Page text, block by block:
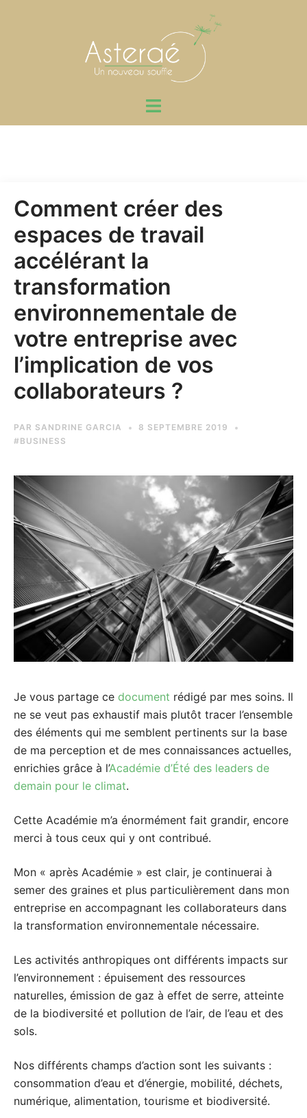
Ouvrir/fermer
Comment créer des
espaces de travail
accélérant la
transformation
environnementale de
votre entreprise avec
l’implication de vos
collaborateurs ?
PAR SANDRINE GARCIA
8 SEPTEMBRE 2019
#BUSINESS
Je vous partage ce document rédigé par mes soins. Il
ne se veut pas exhaustif mais plutôt tracer l’ensemble
des éléments qui me semblent pertinents sur la base
de ma perception et de mes connaissances actuelles,
enrichies grâce à l’Académie d’Été des leaders de
demain pour le climat.
Cette Académie m’a énormément fait grandir, encore
merci à tous ceux qui y ont contribué.
Mon « après Académie » est clair, je continuerai à
semer des graines et plus particulièrement dans mon
entreprise en accompagnant les collaborateurs dans
la transformation environnementale nécessaire.
Les activités anthropiques ont différents impacts sur
l’environnement : épuisement des ressources
naturelles, émission de gaz à effet de serre, atteinte
de la biodiversité et pollution de l’air, de l’eau et des
sols.
Nos différents champs d’action sont les suivants :
consommation d’eau et d’énergie, mobilité, déchets,
numérique, alimentation, tourisme et biodiversité.